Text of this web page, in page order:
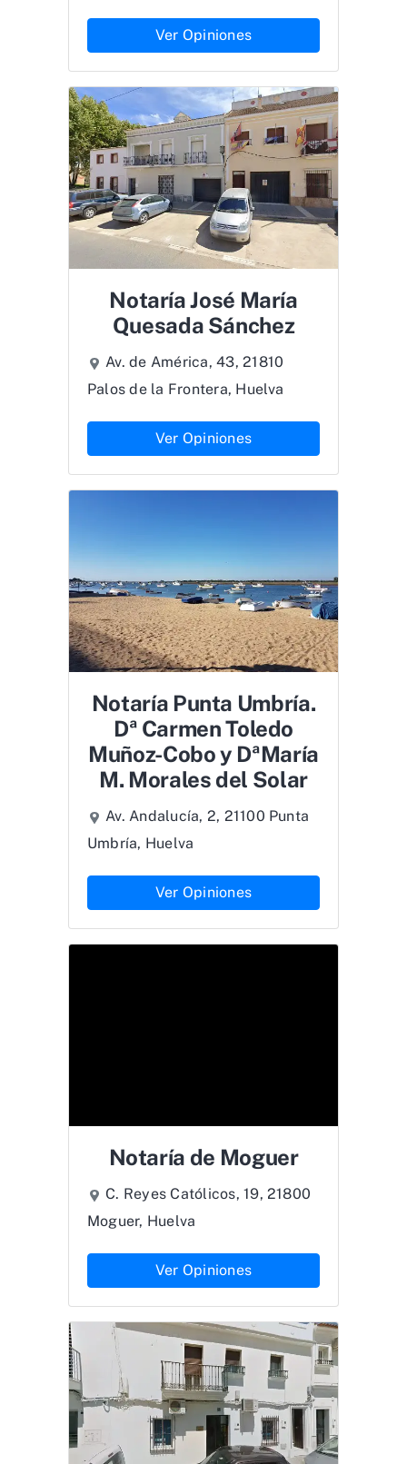
Ver Opiniones
Notaría José María
Quesada Sánchez
Av. de América, 43, 21810
Palos de la Frontera, Huelva
Ver Opiniones
Notaría Punta Umbría.
Dª Carmen Toledo
Muñoz-Cobo y DªMaría
M. Morales del Solar
Av. Andalucía, 2, 21100 Punta
Umbría, Huelva
Ver Opiniones
Notaría de Moguer
C. Reyes Católicos, 19, 21800
Moguer, Huelva
Ver Opiniones